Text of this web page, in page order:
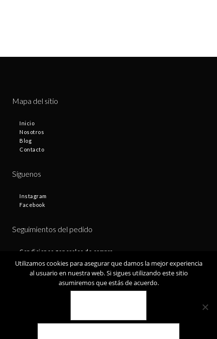
Mapa del sitio
Inicio
Nosotros
Blog
Contacto
Síguenos
Instagram
Facebook
Seguimientos del pedido
Condiciones generales de compra
Plazos de entrega
Política de cookies
© Fontamax 2019
Utilizamos cookies para asegurar que damos la mejor experiencia
al usuario en nuestra web. Si sigues utilizando este sitio
asumiremos que estás de acuerdo.